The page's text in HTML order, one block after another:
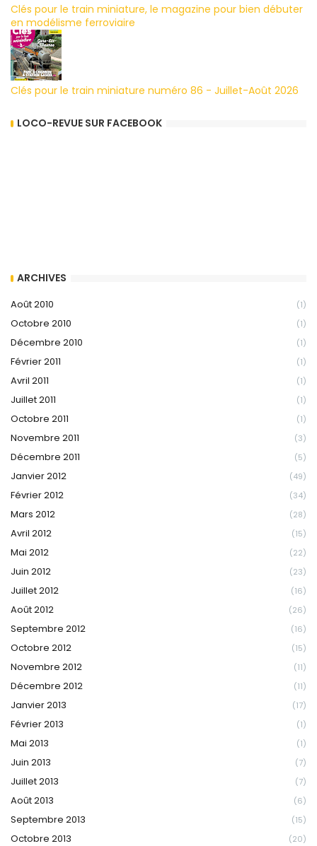
Clés pour le train miniature, le magazine pour bien débuter
en modélisme ferroviaire
Clés pour le train miniature numéro 86 - Juillet-Août 2026
LOCO-REVUE SUR FACEBOOK
ARCHIVES
Août 2010 (1)
Octobre 2010 (1)
Décembre 2010 (1)
Février 2011 (1)
Avril 2011 (1)
Juillet 2011 (1)
Octobre 2011 (1)
Novembre 2011 (3)
Décembre 2011 (5)
Janvier 2012 (49)
Février 2012 (34)
Mars 2012 (28)
Avril 2012 (15)
Mai 2012 (22)
Juin 2012 (23)
Juillet 2012 (16)
Août 2012 (26)
Septembre 2012 (16)
Octobre 2012 (15)
Novembre 2012 (11)
Décembre 2012 (11)
Janvier 2013 (17)
Février 2013 (1)
Mai 2013 (1)
Juin 2013 (7)
Juillet 2013 (7)
Août 2013 (6)
Septembre 2013 (15)
Octobre 2013 (20)